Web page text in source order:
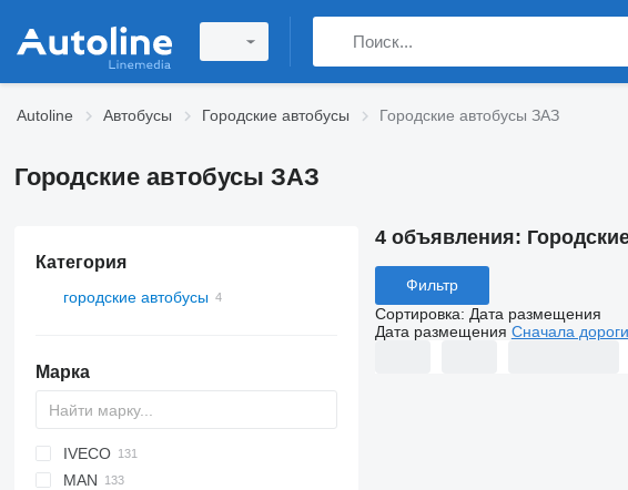
Autoline Автобусы Городские автобусы Городские автобусы ЗАЗ
Городские автобусы ЗАЗ
Категория
городские автобусы
Марка
Probus
IVECO
Crossway
Ares
I-series
Erga
XMQ
MAN
4 объявления:
Фильтр
Сортировка: Дата размещения
Дата размещения Сначала